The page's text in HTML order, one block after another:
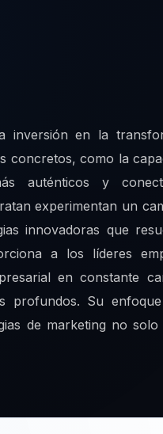
inversión en la
concretos, como la
auténticos y
experimentan un
innovadoras que
a los líderes
en constante
profundos. Su
de marketing no